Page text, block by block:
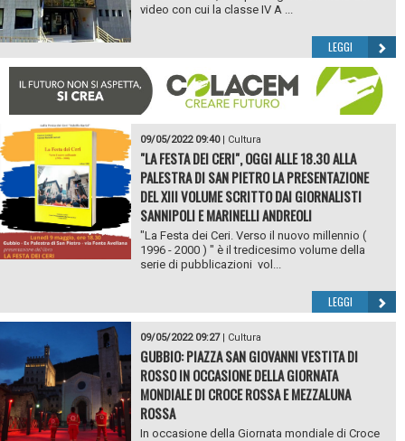
video con cui la classe IV A ...
LEGGI
09/05/2022 09:40| Cultura
"LA FESTA DEI CERI", OGGI ALLE 18.30 ALLA
PALESTRA DI SAN PIETRO LA PRESENTAZIONE
DEL XIII VOLUME SCRITTO DAI GIORNALISTI
SANNIPOLI E MARINELLI ANDREOLI
"La Festa dei Ceri. Verso il nuovo millennio (
1996 - 2000 ) " è il tredicesimo volume della
serie di pubblicazioni vol...
LEGGI
09/05/2022 09:27| Cultura
GUBBIO: PIAZZA SAN GIOVANNI VESTITA DI
ROSSO IN OCCASIONE DELLA GIORNATA
MONDIALE DI CROCE ROSSA E MEZZALUNA
ROSSA
In occasione della Giornata mondiale di Croce